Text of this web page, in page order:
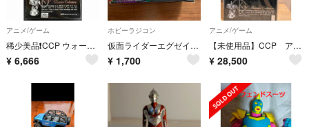
アニメ/ゲーム
稀少美品❗️CCP ウォーズマン ターミネーターVer. マスキュラーコレクション
¥ 6,666
ホビーラジコン
仮面ライダーエグゼイド ＲＣ レイザーバイクゲーマー
¥ 1,700
アニメ/ゲーム
【未使用品】CCP アシュラマン 2.0 アナザーアーム 原作カラー ver.
¥ 28,500